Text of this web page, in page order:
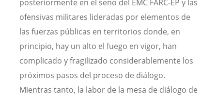
posteriormente en el seno del EMC FARC-EP y las
ofensivas militares lideradas por elementos de
las fuerzas públicas en territorios donde, en
principio, hay un alto el fuego en vigor, han
complicado y fragilizado considerablemente los
próximos pasos del proceso de diálogo.
Mientras tanto, la labor de la mesa de diálogo de